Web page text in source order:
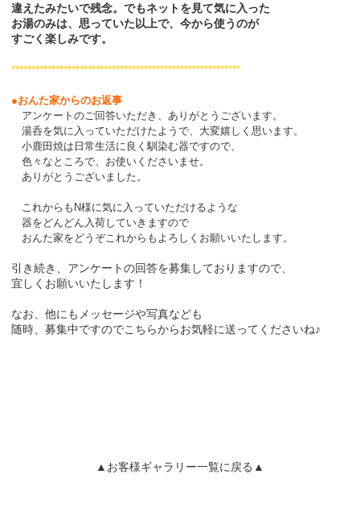
違えたみたいで残念。でもネットを見て気に入った
お湯のみは、思っていた以上で、今から使うのが
すごく楽しみです。
*********************************************************
●おんた家からのお返事
アンケートのご回答いただき、ありがとうございます。
湯呑を気に入っていただけたようで、大変嬉しく思います。
小鹿田焼は日常生活に良く馴染む器ですので、
色々なところで、お使いくださいませ。
ありがとうございました。
これからもN様に気に入っていただけるような
器をどんどん入荷していきますので
おんた家をどうぞこれからもよろしくお願いいたします。
引き続き、アンケートの回答を募集しておりますので、
宜しくお願いいたします！
なお、他にもメッセージや写真なども
随時、募集中ですのでこちらからお気軽に送ってくださいね♪
▲お客様ギャラリー一覧に戻る▲